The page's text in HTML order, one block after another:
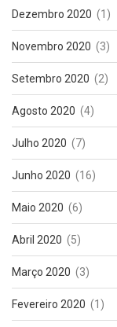
Dezembro 2020 (1)
Novembro 2020 (3)
Setembro 2020 (2)
Agosto 2020 (4)
Julho 2020 (7)
Junho 2020 (16)
Maio 2020 (6)
Abril 2020 (5)
Março 2020 (3)
Fevereiro 2020 (1)